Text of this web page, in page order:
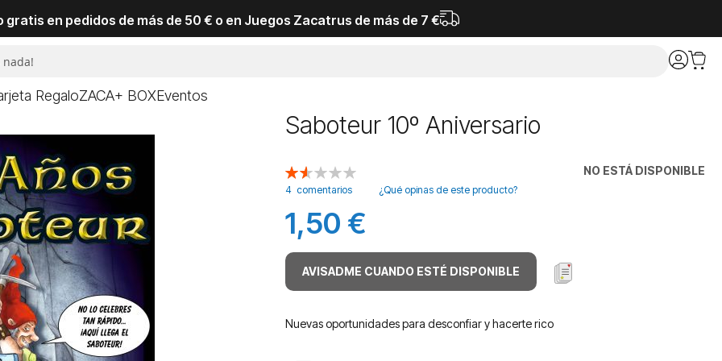
gratis en pedidos de más de 50 € o en Juegos Zacatrus de más de 7 €
RegaloZACA+ BOXEventos
Saboteur 10º Aniversario
NO ESTÁ DISPONIBLE
Valoración:
30
% of100
4 comentarios ¿Qué opinas de este producto?
1,50 €
AVISADME CUANDO ESTÉ DISPONIBLE
Nuevas oportunidades para desconfiar y hacerte rico